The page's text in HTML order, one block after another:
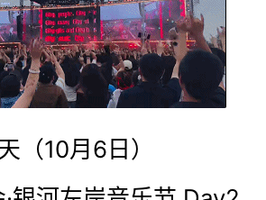
（10月6日）